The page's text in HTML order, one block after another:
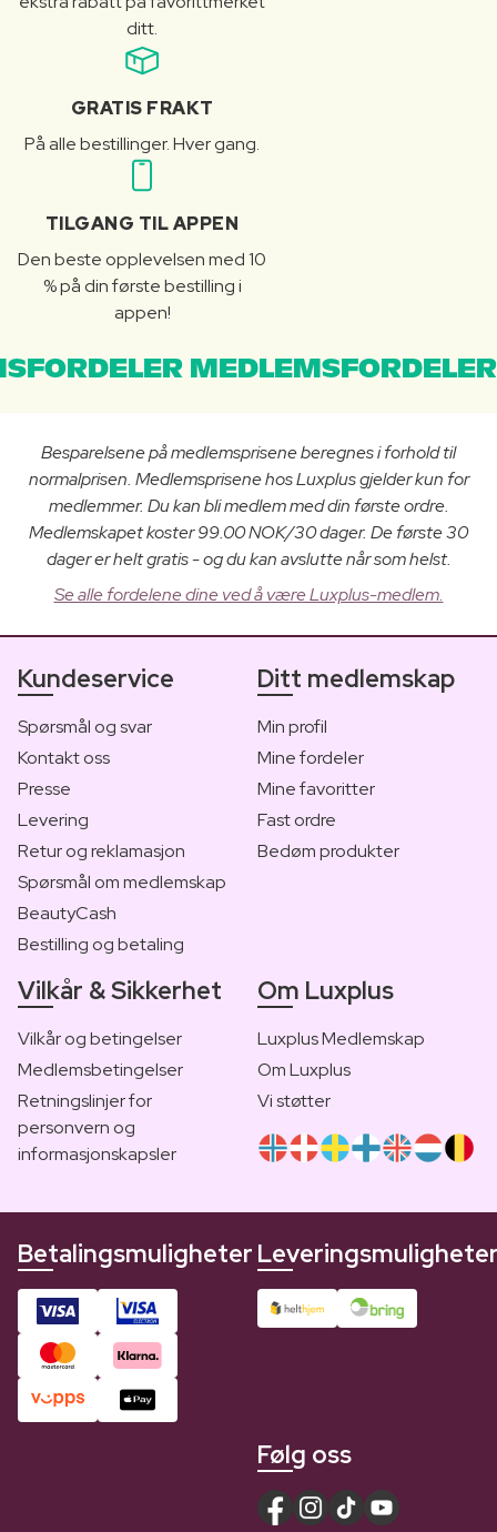
ditt.
GRATIS FRAKT
På alle bestillinger. Hver gang.
TILGANG TIL APPEN
Den beste opplevelsen med 10
% på din første bestilling i
appen!
Besparelsene på medlemsprisene beregnes i forhold til
normalprisen. Medlemsprisene hos Luxplus gjelder kun for
medlemmer. Du kan bli medlem med din første ordre.
Medlemskapet koster 99.00 NOK/30 dager. De første 30
dager er helt gratis - og du kan avslutte når som helst.
Se alle fordelene dine ved å være Luxplus-medlem.
Kundeservice
Spørsmål og svar
Kontakt oss
Presse
Levering
Retur og reklamasjon
Spørsmål om medlemskap
BeautyCash
Bestilling og betaling
Ditt medlemskap
Min profil
Mine fordeler
Mine favoritter
Fast ordre
Bedøm produkter
Vilkår & Sikkerhet
Vilkår og betingelser
Medlemsbetingelser
Retningslinjer for
personvern og
informasjonskapsler
Om Luxplus
Luxplus Medlemskap
Om Luxplus
Vi støtter
Betalingsmuligheter
Følg oss